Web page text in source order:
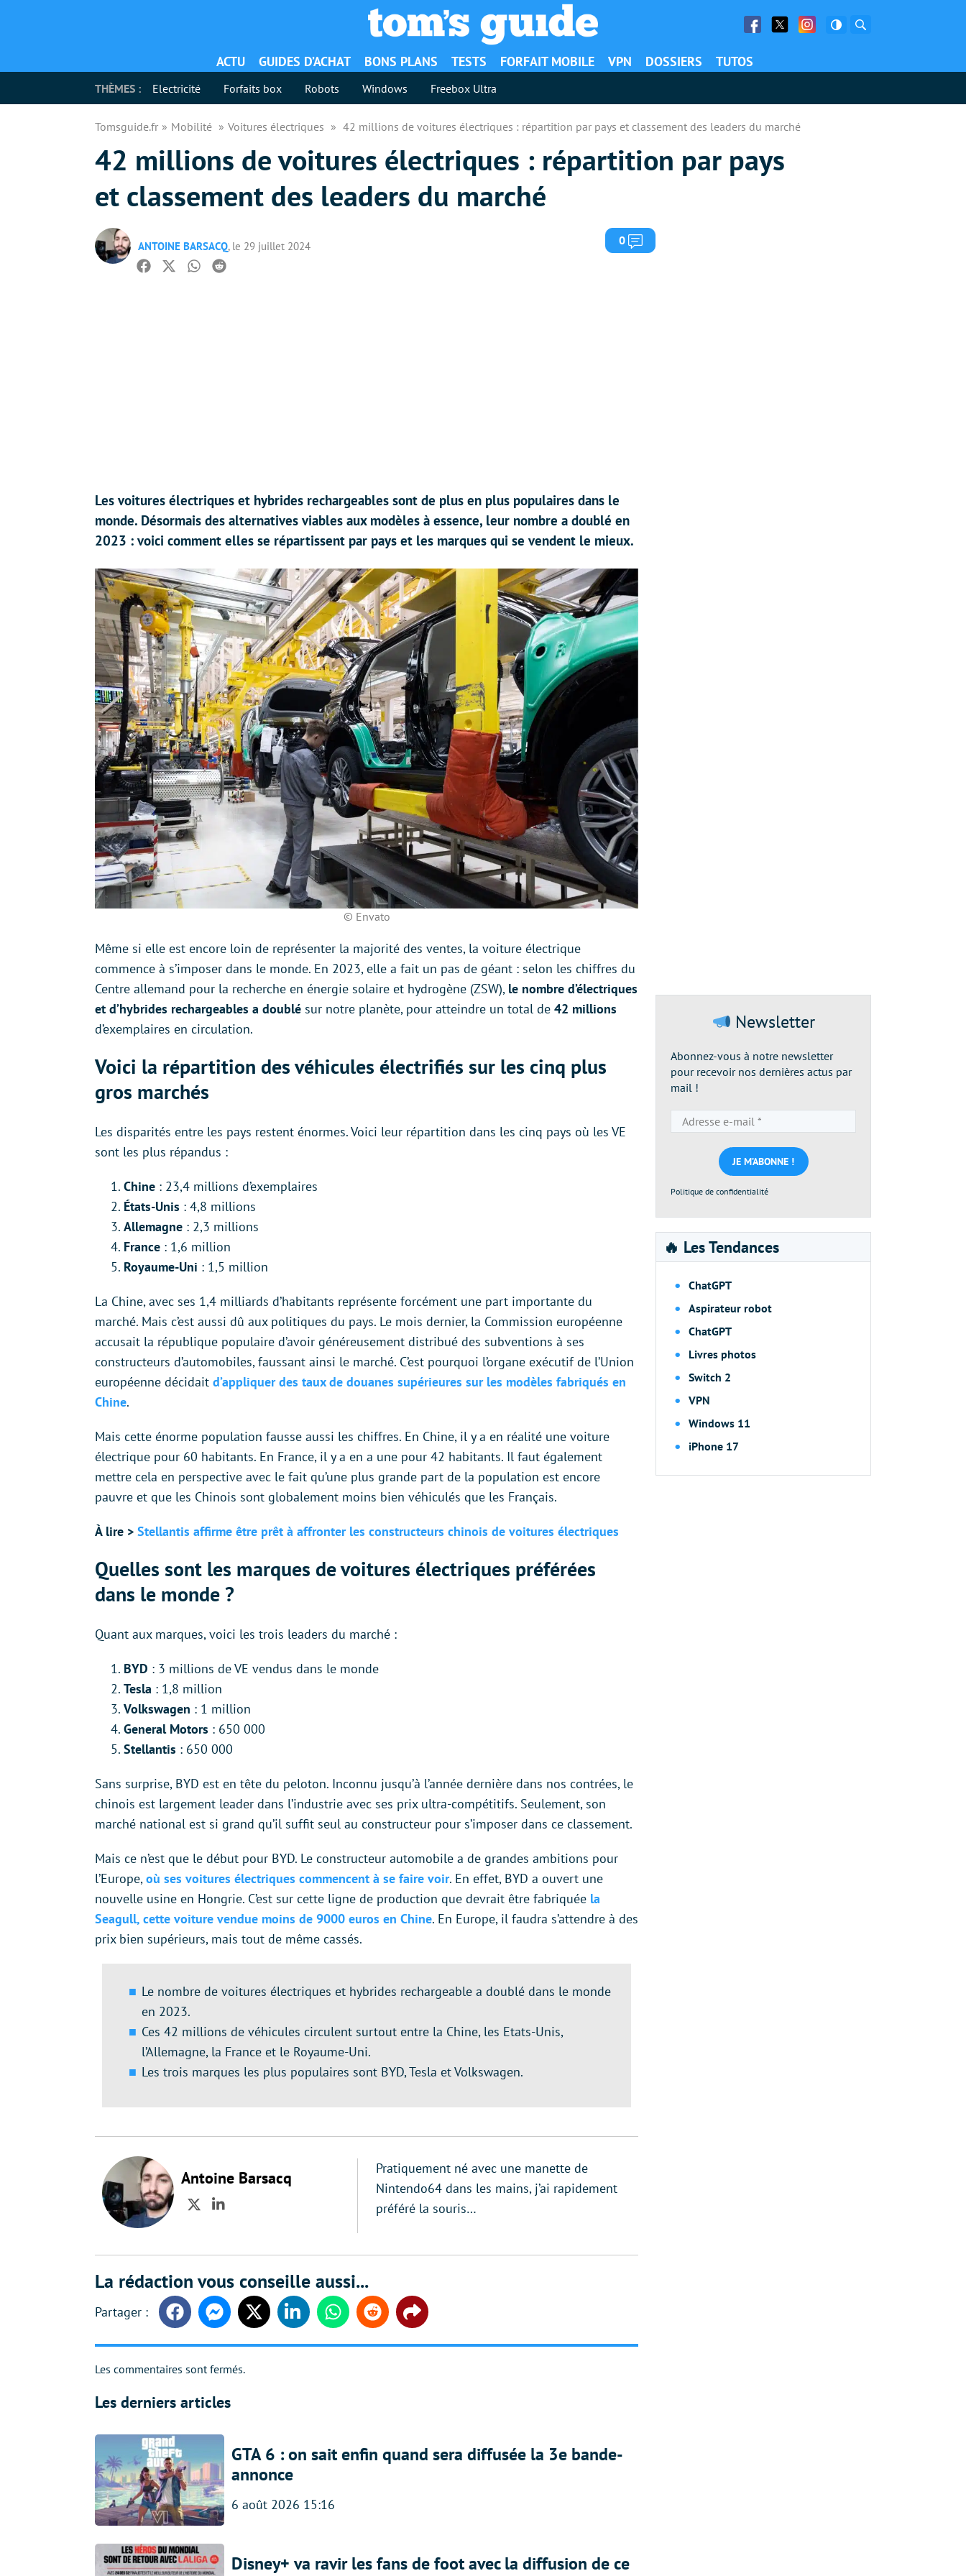
Facebook
Twitter Facebook
ACTU GUIDES D’ACHAT BONS PLANS TESTS FORFAIT MOBILE VPN DOSSIERS TUTOS
THÈMES : Electricité Forfaits box Robots Windows Freebox Ultra
Tomsguide.fr Mobilité Voitures électriques 42 millions de voitures électriques : répartition par pays et classement des leaders du marché
42 millions de voitures électriques : répartition par pays
et classement des leaders du marché
ANTOINE BARSACQ, le 29 juillet 2024 0 Commentaires
Facebook
TwitterWhatsapp
Reddit
Les voitures électriques et hybrides rechargeables sont de plus en plus populaires dans le
monde. Désormais des alternatives viables aux modèles à essence, leur nombre a doublé en
2023 : voici comment elles se répartissent par pays et les marques qui se vendent le mieux.
© Envato
Même si elle est encore loin de représenter la majorité des ventes, la voiture électrique
commence à s’imposer dans le monde. En 2023, elle a fait un pas de géant : selon les chiffres du
Centre allemand pour la recherche en énergie solaire et hydrogène (ZSW), le nombre d’électriques
et d’hybrides rechargeables a doublé sur notre planète, pour atteindre un total de 42 millions
d’exemplaires en circulation.
Voici la répartition des véhicules électrifiés sur les cinq plus
gros marchés
Les disparités entre les pays restent énormes. Voici leur répartition dans les cinq pays où les VE
sont les plus répandus :
Chine : 23,4 millions d’exemplaires
États-Unis : 4,8 millions
Allemagne : 2,3 millions
France : 1,6 million
Royaume-Uni : 1,5 million
La Chine, avec ses 1,4 milliards d’habitants représente forcément une part importante du
marché. Mais c’est aussi dû aux politiques du pays. Le mois dernier, la Commission européenne
accusait la république populaire d’avoir généreusement distribué des subventions à ses
constructeurs d’automobiles, faussant ainsi le marché. C’est pourquoi l’organe exécutif de l’Union
européenne décidait d’appliquer des taux de douanes supérieures sur les modèles fabriqués en
Chine.
Mais cette énorme population fausse aussi les chiffres. En Chine, il y a en réalité une voiture
électrique pour 60 habitants. En France, il y a en a une pour 42 habitants. Il faut également
mettre cela en perspective avec le fait qu’une plus grande part de la population est encore
pauvre et que les Chinois sont globalement moins bien véhiculés que les Français.
À lire > Stellantis affirme être prêt à affronter les constructeurs chinois de voitures électriques
Quelles sont les marques de voitures électriques préférées
dans le monde ?
Quant aux marques, voici les trois leaders du marché :
BYD : 3 millions de VE vendus dans le monde
Tesla : 1,8 million
Volkswagen : 1 million
General Motors : 650 000
Stellantis : 650 000
Sans surprise, BYD est en tête du peloton. Inconnu jusqu’à l’année dernière dans nos contrées, le
chinois est largement leader dans l’industrie avec ses prix ultra-compétitifs. Seulement, son
marché national est si grand qu’il suffit seul au constructeur pour s’imposer dans ce classement.
Mais ce n’est que le début pour BYD. Le constructeur automobile a de grandes ambitions pour
l’Europe, où ses voitures électriques commencent à se faire voir. En effet, BYD a ouvert une
nouvelle usine en Hongrie. C’est sur cette ligne de production que devrait être fabriquée la
Seagull, cette voiture vendue moins de 9000 euros en Chine. En Europe, il faudra s’attendre à des
prix bien supérieurs, mais tout de même cassés.
Le nombre de voitures électriques et hybrides rechargeable a doublé dans le monde
en 2023.
Ces 42 millions de véhicules circulent surtout entre la Chine, les Etats-Unis,
l’Allemagne, la France et le Royaume-Uni.
Les trois marques les plus populaires sont BYD, Tesla et Volkswagen.
Antoine Barsacq
TwitterLinkedIn
Pratiquement né avec une manette de
Nintendo64 dans les mains, j’ai rapidement
préféré la souris…
La rédaction vous conseille aussi...
FacebookMessengerTwitter LinkedinWhatsappReddit Share
Les commentaires sont fermés.
Les derniers articles
GTA 6 : on sait enfin quand sera diffusée la 3e bande-
annonce
6 août 2026 15:16
Disney+ va ravir les fans de foot avec la diffusion de ce
Newsletter
Abonnez-vous à notre newsletter
pour recevoir nos dernières actus par
mail !
e-
mail
*
Politique de confidentialité
🔥 Les Tendances
ChatGPT
Aspirateur robot
ChatGPT
Livres photos
Switch 2
VPN
Windows 11
iPhone 17